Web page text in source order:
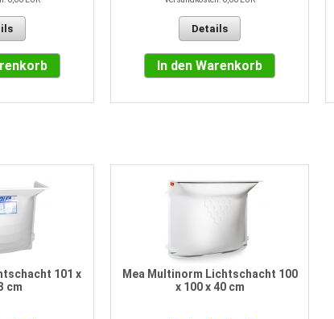
Details
In den Warenkorb
101 x
cm
Mea Multinorm Lichtschacht 100
x 100 x 40 cm